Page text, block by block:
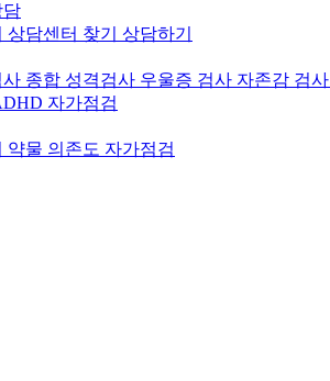
담
상담센터 찾기 상담하기
사 종합 성격검사 우울증 검사 자존감 검사
자가점검
약물 의존도 자가점검